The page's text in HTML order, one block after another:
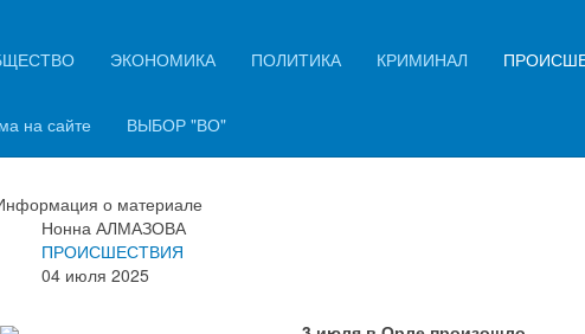
ЭКОНОМИКА ПОЛИТИКА КРИМИНАЛ
на сайте ВЫБОР "ВО"
частном секторе Орла не
Chevrolet и Kia
о материале
Нонна АЛМАЗОВА
ПРОИСШЕСТВИЯ
04 июля 2025